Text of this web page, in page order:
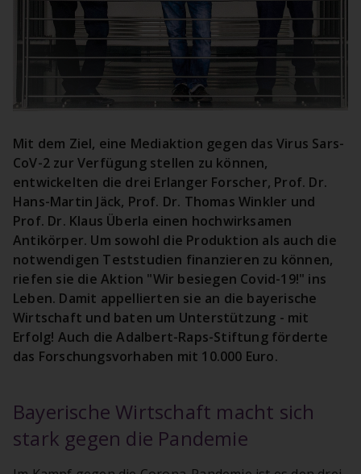
Mit dem Ziel, eine Mediaktion gegen das Virus Sars-
CoV-2 zur Verfügung stellen zu können,
entwickelten die drei Erlanger Forscher, Prof. Dr.
Hans-Martin Jäck, Prof. Dr. Thomas Winkler und
Prof. Dr. Klaus Überla einen hochwirksamen
Antikörper. Um sowohl die Produktion als auch die
notwendigen Teststudien finanzieren zu können,
riefen sie die Aktion "Wir besiegen Covid-19!" ins
Leben. Damit appellierten sie an die bayerische
Wirtschaft und baten um Unterstützung - mit
Erfolg! Auch die Adalbert-Raps-Stiftung förderte
das Forschungsvorhaben mit 10.000 Euro.
Bayerische Wirtschaft macht sich
stark gegen die Pandemie